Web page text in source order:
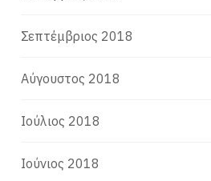
Σεπτέμβριος 2018
Αύγουστος 2018
Ιούλιος 2018
Ιούνιος 2018